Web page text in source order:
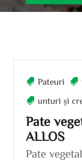
Pate
ALLOS
Pateuri
unturi și
Pate